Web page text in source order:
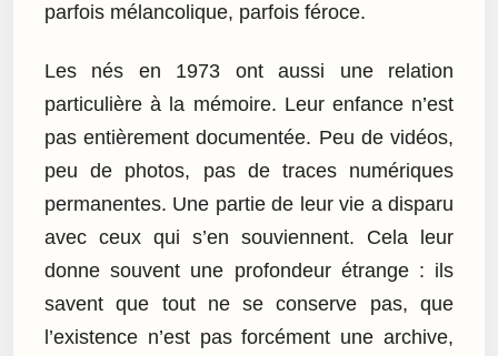
parfois mélancolique, parfois féroce.
Les nés en 1973 ont aussi une relation
particulière à la mémoire. Leur enfance n’est
pas entièrement documentée. Peu de vidéos,
peu de photos, pas de traces numériques
permanentes. Une partie de leur vie a disparu
avec ceux qui s’en souviennent. Cela leur
donne souvent une profondeur étrange : ils
savent que tout ne se conserve pas, que
l’existence n’est pas forcément une archive,